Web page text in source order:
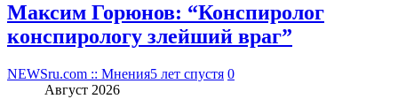
Максим Горюнов: “Конспиролог
конспирологу злейший враг”
NEWSru.com :: Мнения5 лет спустя 0
Август 2026